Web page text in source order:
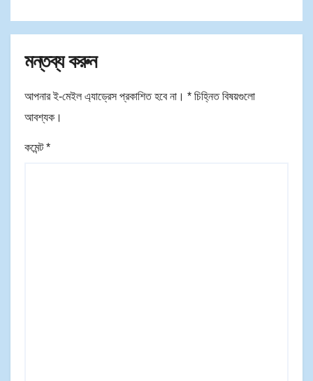
মন্তব্য করুন
আপনার ই-মেইল এ্যাড্রেস প্রকাশিত হবে না। * চিহ্নিত বিষয়গুলো
আবশ্যক।
কমেন্ট*